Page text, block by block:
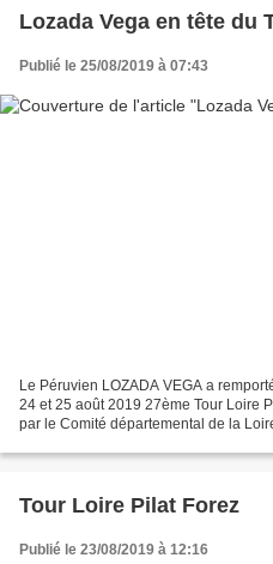
Lozada Vega en tête du
Publié le 25/08/2019 à 07:43
Le Péruvien LOZADA VEGA a
24 et 25 août 2019 27ème Tour Loire
par le Comité départemental de la
Tour Loire Pilat Forez
Publié le 23/08/2019 à 12:16